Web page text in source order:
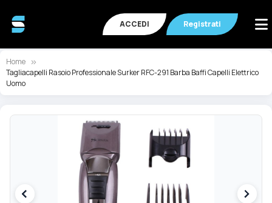
ACCEDI Registrati
Home
Tagliacapelli Rasoio Professionale Surker RFC-291 Barba Baffi Capelli Elettrico
Uomo
Vai
immagini
Vai